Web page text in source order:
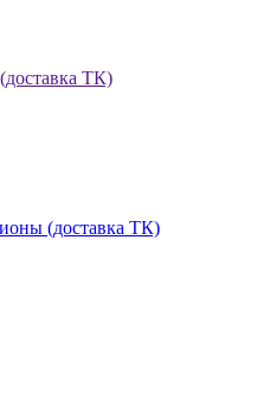
ТК)
(доставка ТК)